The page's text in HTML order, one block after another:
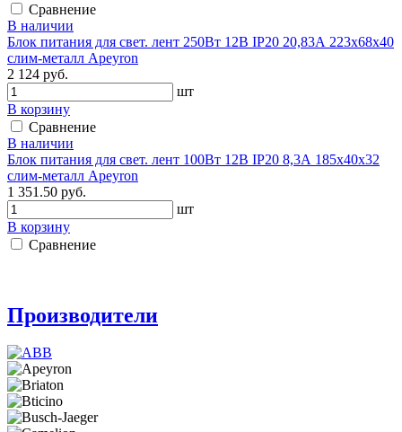
Сравнение
В наличии
Блок питания для свет. лент 250Вт 12В IP20 20,83А 223х68х40
слим-металл Apeyron
2 124 руб.
шт
В корзину
Сравнение
В наличии
Блок питания для свет. лент 100Вт 12В IP20 8,3А 185х40х32
слим-металл Apeyron
1 351.50 руб.
шт
В корзину
Сравнение
Производители